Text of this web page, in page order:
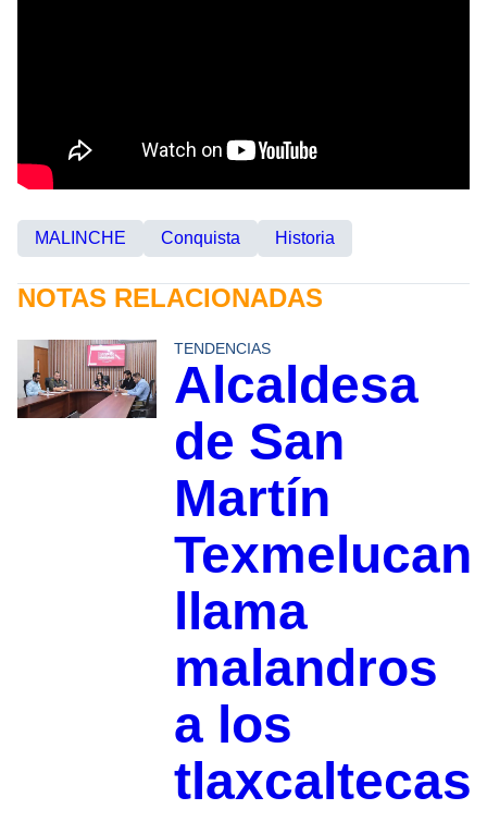
MALINCHE Conquista Historia
NOTAS RELACIONADAS
TENDENCIAS
Alcaldesa
de San
Martín
Texmelucan
llama
malandros
a los
tlaxcaltecas